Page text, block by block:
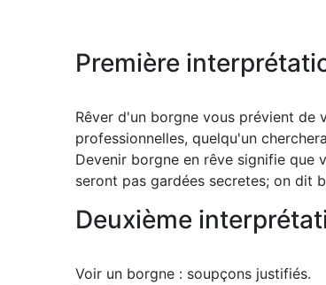
Première
Rêver d'un borgne vous prévient de
professionnelles, quelqu'un
Devenir borgne en rêve signifie que
seront pas gardées secretes; on dit
Deuxième
Voir un borgne : soupçons justifiés.